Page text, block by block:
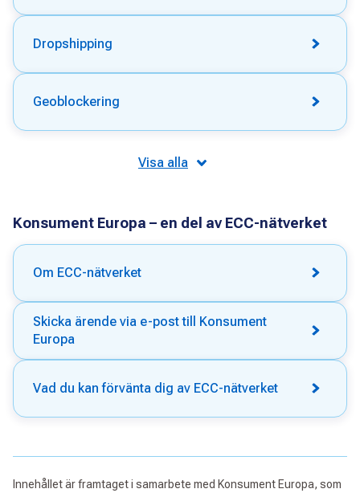
Dropshipping
Geoblockering
Visa alla
Konsument Europa – en del av ECC-nätverket
Om ECC-nätverket
Skicka ärende via e-post till Konsument
Europa
Vad du kan förvänta dig av ECC-nätverket
Innehållet är framtaget i samarbete med Konsument Europa, som